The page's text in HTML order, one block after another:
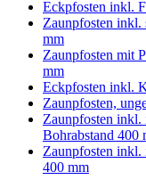
Eckpfosten inkl.
Zaunpfosten inkl.
mm
Zaunpfosten mit
mm
Eckpfosten inkl.
Zaunpfosten,
Zaunpfosten inkl.
Bohrabstand 400
Zaunpfosten inkl.
400 mm